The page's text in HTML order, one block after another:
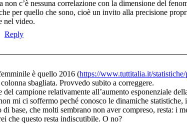
c’è nessuna correlazione con la dimensione del
per quello che sono, cioè un invito alla precisione
nel video.
Reply
è quello 2016 (https://www.tuttitalia.it/
sbagliata. Provvedo subito a correggere.
campione relativamente all’aumento esponenziale
mi ci soffermo peché conosco le dinamiche statistiche,
base, che molti sembrano non aver compreso, resta: i
che questo resta indiscutibile. O no?